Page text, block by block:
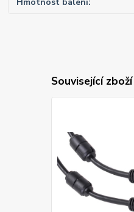
Související zboží